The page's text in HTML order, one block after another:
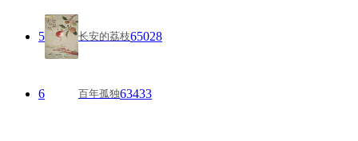
5 长安的荔枝65028
6 百年孤独63433